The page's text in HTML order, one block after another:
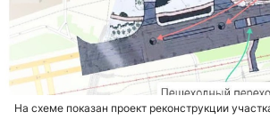
На схеме показан проект реконструкции